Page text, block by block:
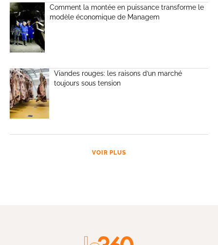
Comment la montée en puissance transforme le
modèle économique de Managem
Viandes rouges: les raisons d’un marché
toujours sous tension
VOIR PLUS